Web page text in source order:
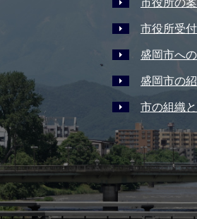
市役所の
市役所受
盛岡市へ
盛岡市の
市の組織